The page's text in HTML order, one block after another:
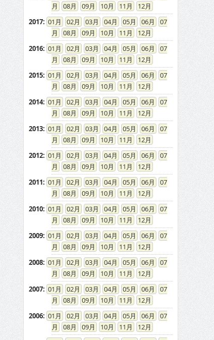
08
09 10 11
12
2017: 01 02 03 04 05 06
07
08
09 10 11
12
2016: 01 02 03 04 05 06
07
08
09 10 11
12
2015: 01 02 03 04 05 06
07
08
09 10 11
12
2014: 01 02 03 04 05 06
07
08
09 10 11
12
2013: 01 02 03 04 05 06
07
08
09 10 11
12
2012: 01 02 03 04 05 06
07
08
09 10 11
12
2011: 01 02 03 04 05 06
07
08
09 10 11
12
2010: 01 02 03 04 05 06
07
08
09 10 11
12
2009: 01 02 03 04 05 06
07
08
09 10 11
12
2008: 01 02 03 04 05 06
07
08
09 10 11
12
2007: 01 02 03 04 05 06
07
08
09 10 11
12
2006: 01 02 03 04 05 06
07
08
09 10 11
12